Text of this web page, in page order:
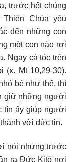
trước hết chúng
Chúa yêu
đến những con
một con nào rơi
Ngay cả tóc trên
(x. Mt 10,29-30).
bé như thế, thì
giữ những người
tín ấy giúp người
với đức tin.
nói nhưng trước
ra Đức Kitô nơi